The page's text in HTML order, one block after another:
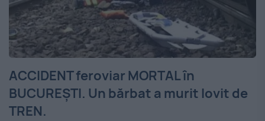
ACCIDENT feroviar MORTAL în
BUCUREȘTI. Un bărbat a murit lovit de
TREN.